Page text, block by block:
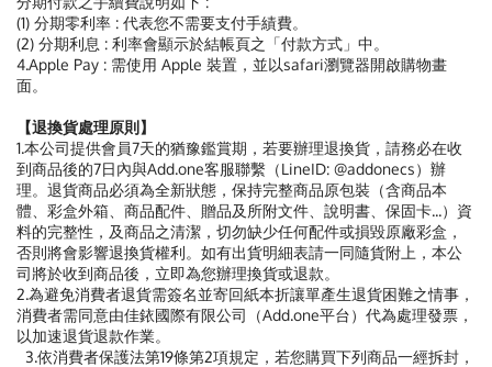
(1) 分期零利率 : 代表您不需要支付手績費。
(2) 分期利息 : 利率會顯示於結帳頁之「付款方式」中。
4.Apple Pay : 需使用 Apple 裝置，並以safari瀏覽器開啟購物畫
面。
【退換貨處理原則】
1.本公司提供會員7天的猶豫鑑賞期，若要辦理退換貨，請務必在收
到商品後的7日內與Add.one客服聯繫（LineID: @addonecs）辦
理。退貨商品必須為全新狀態，保持完整商品原包裝（含商品本
體、彩盒外箱、商品配件、贈品及所附文件、說明書、保固卡...）資
料的完整性，及商品之清潔，切勿缺少任何配件或損毀原廠彩盒，
否則將會影響退換貨權利。如有出貨明細表請一同隨貨附上，本公
司將於收到商品後，立即為您辦理換貨或退款。
2.為避免消費者退貨需簽名並寄回紙本折讓單產生退貨困難之情事，
消費者需同意由佳銥國際有限公司（Add.one平台）代為處理發票，
以加速退貨退款作業。
3.依消費者保護法第19條第2項規定，若您購買下列商品一經拆封，